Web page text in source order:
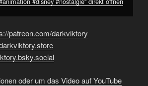
patreon.com/darkviktory
oder um das Video auf YouTube